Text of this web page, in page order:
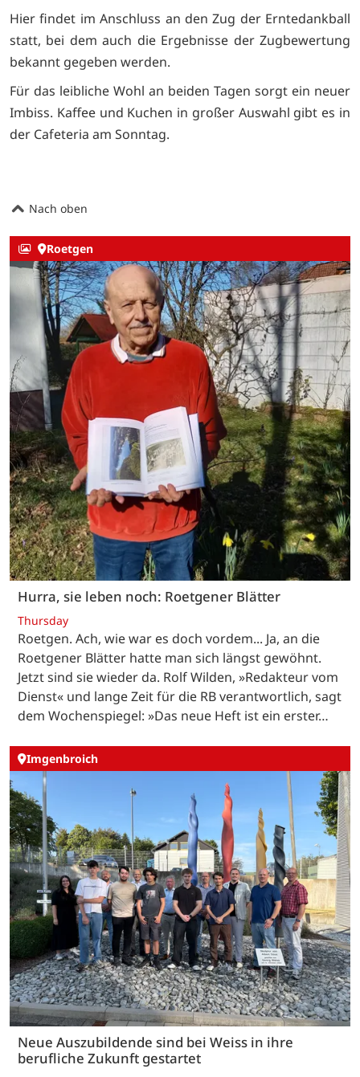
Hier findet im Anschluss an den Zug der Erntedankball
statt, bei dem auch die Ergebnisse der Zugbewertung
bekannt gegeben werden.
Für das leibliche Wohl an beiden Tagen sorgt ein neuer
Imbiss. Kaffee und Kuchen in großer Auswahl gibt es in
der Cafeteria am Sonntag.
Nach oben
Roetgen
Hurra, sie leben noch: Roetgener Blätter
Thursday
Roetgen. Ach, wie war es doch vordem... Ja, an die
Roetgener Blätter hatte man sich längst gewöhnt.
Jetzt sind sie wieder da. Rolf Wilden, »Redakteur vom
Dienst« und lange Zeit für die RB verantwortlich, sagt
dem Wochenspiegel: »Das neue Heft ist ein erster…
Imgenbroich
Neue Auszubildende sind bei Weiss in ihre
berufliche Zukunft gestartet